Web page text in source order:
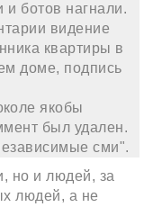
и ботов нагнали.
видение
квартиры в
доме, подпись
якобы
был удален.
сми".
но и людей, за
людей, а не